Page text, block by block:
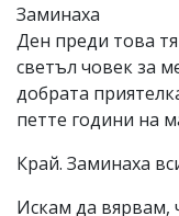
Заминаха
Ден преди това
светъл човек за
добрата
петте години на
Край. Заминаха
Искам да вярвам,